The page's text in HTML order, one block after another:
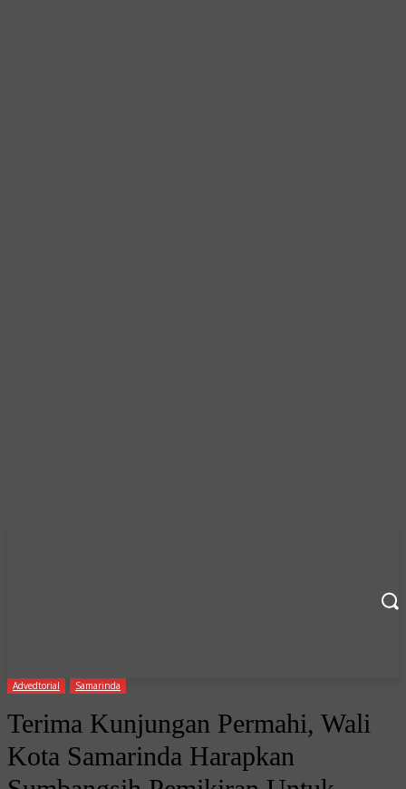
Advedtorial Samarinda
Terima Kunjungan Permahi, Wali
Kota Samarinda Harapkan